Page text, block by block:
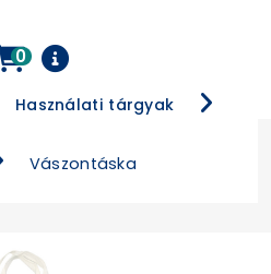
Használati tárgyak
Vászontáska
0